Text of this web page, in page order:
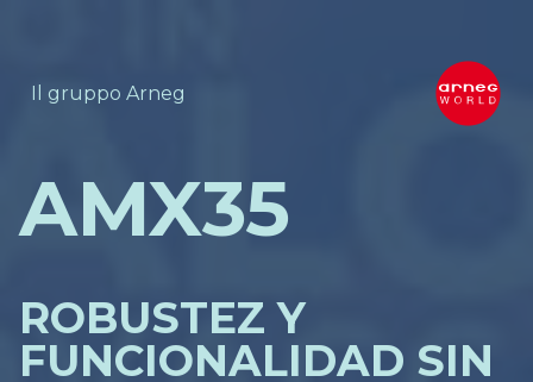
Il gruppo Arneg
AMX35
ROBUSTEZ Y
FUNCIONALIDAD SIN